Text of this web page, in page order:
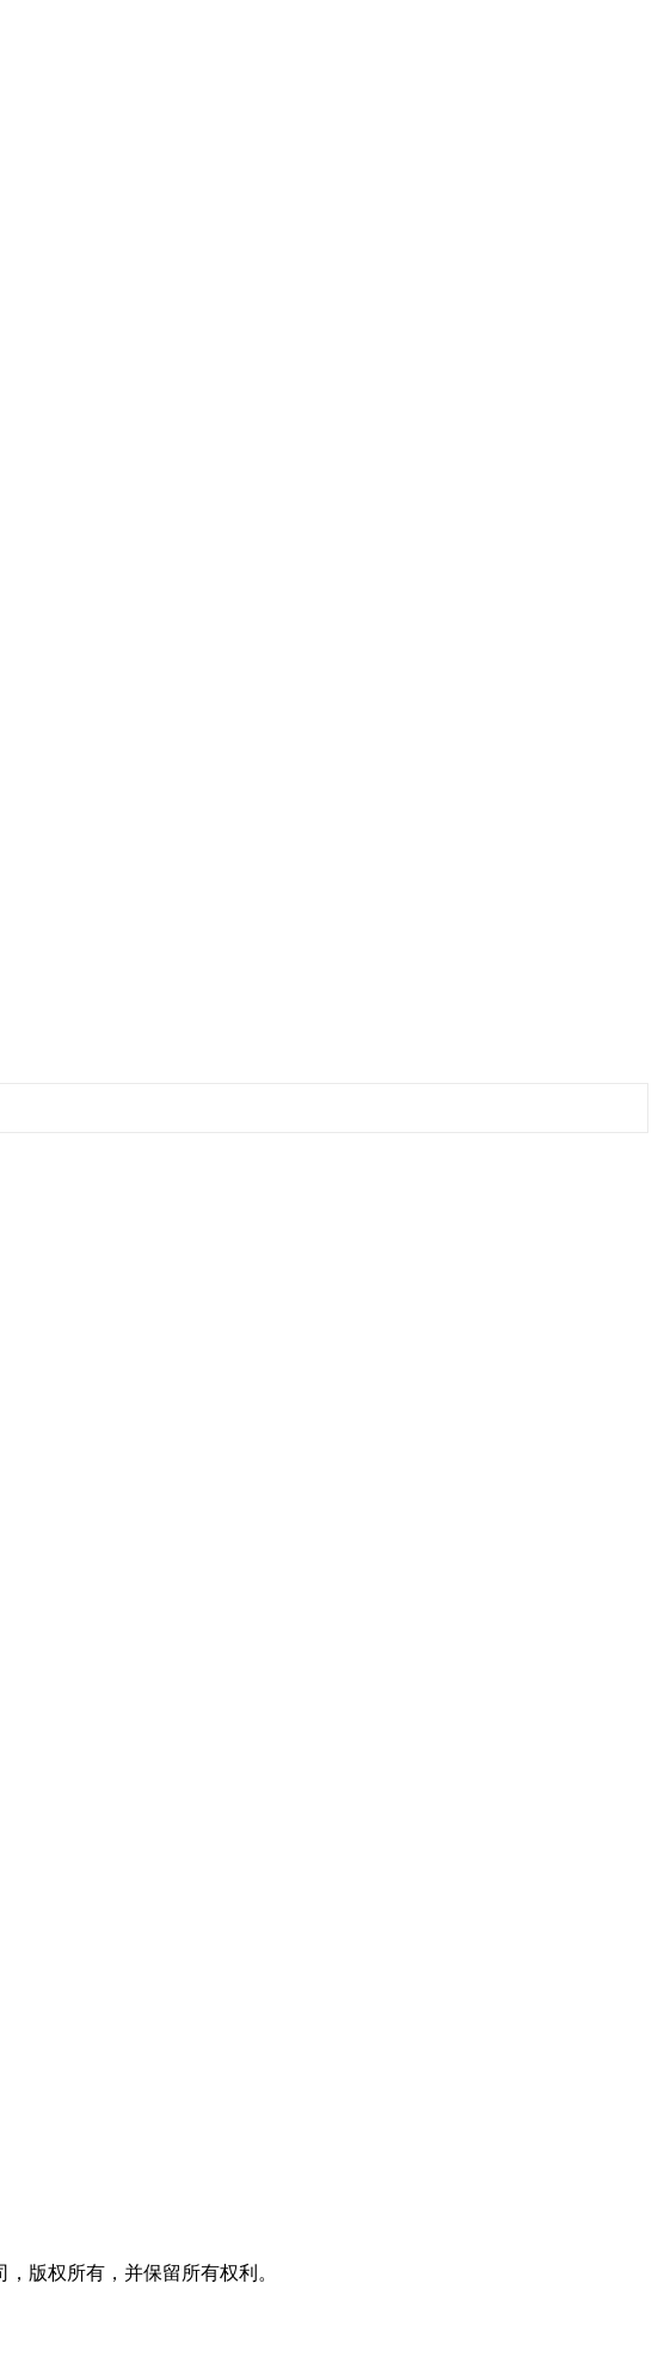
版权所有，并保留所有权利。